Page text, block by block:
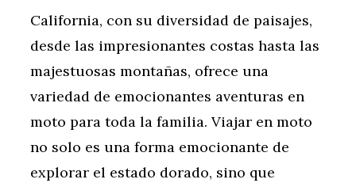
California, con su diversidad de paisajes,
desde las impresionantes costas hasta las
majestuosas montañas, ofrece una
variedad de emocionantes aventuras en
moto para toda la familia. Viajar en moto
no solo es una forma emocionante de
explorar el estado dorado, sino que